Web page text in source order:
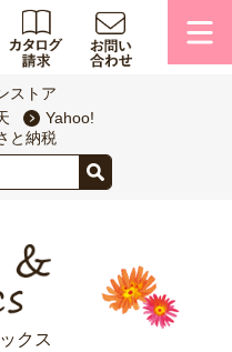
ストア
Yahoo!
と納税
クス